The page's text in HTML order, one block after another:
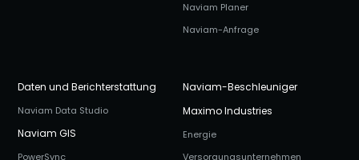
Naviam Planer
Naviam-Anfrage
Daten und Berichterstattung
Naviam Data Studio
Naviam GIS
PowerSync
Naviam-Beschleuniger
Maximo Industries
Energie
Versorgungsunternehmen